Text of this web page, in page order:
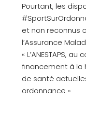
Pourtant, les
et non reconnus
l’Assurance
« L’ANESTAPS,
financement à la
de santé
ordonnance »